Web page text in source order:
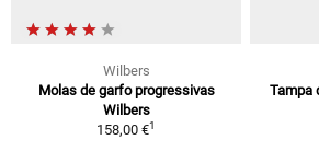
Wilbers
Molas de garfo progressivas
Wilbers
158,00 €1
Tampa